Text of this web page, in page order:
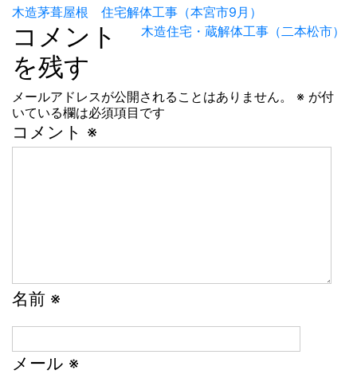
投
稿
ナ
ビ
ゲ
木造茅葺屋根 住宅解体工事（本宮市9月）
木造住宅・蔵解体工事（二本松市）
コメント
を残す
メールアドレスが公開されることはありません。 ※ が付
いている欄は必須項目です
コメント ※
名前 ※
メール ※